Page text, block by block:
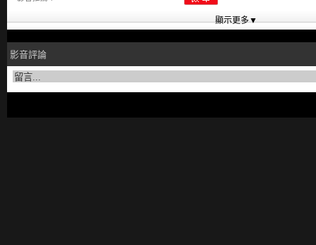
影音評論